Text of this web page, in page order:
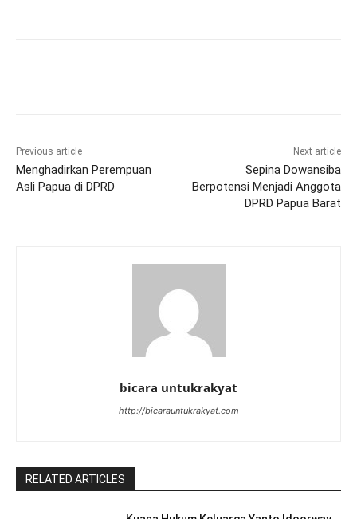
Previous article
Menghadirkan Perempuan
Asli Papua di DPRD
Next article
Sepina Dowansiba
Berpotensi Menjadi Anggota
DPRD Papua Barat
bicara untukrakyat
http://bicarauntukrakyat.com
RELATED ARTICLES